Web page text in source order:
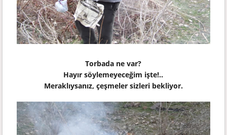
Torbada ne var?
Hayır söylemeyeceğim işte!..
Meraklıysanız, çeşmeler sizleri bekliyor.